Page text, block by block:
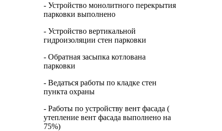
- Устройство монолитного перекрытия
парковки выполнено
- Устройство вертикальной
гидроизоляции стен парковки
- Обратная засыпка котлована
парковки
- Ведаться работы по кладке стен
пункта охраны
- Работы по устройству вент фасада (
утепление вент фасада выполнено на
75%)